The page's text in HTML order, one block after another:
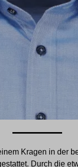
Kragen in der
Durch die